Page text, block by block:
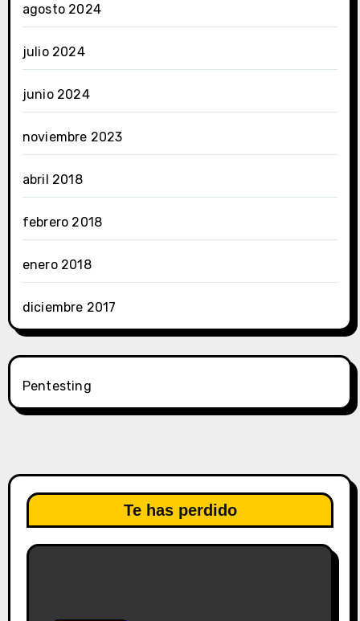
agosto 2024
julio 2024
junio 2024
noviembre 2023
abril 2018
febrero 2018
enero 2018
diciembre 2017
Pentesting
Te has perdido